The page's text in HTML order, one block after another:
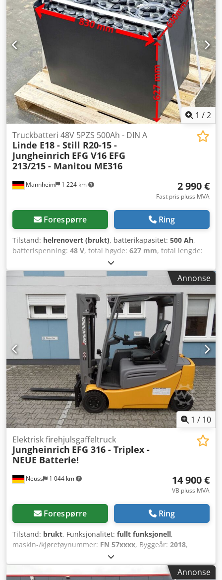
1 /2
Mannheim 1 224 km
Truckbatteri 48V 5PZS 500Ah - DIN A
Linde E18 - Still R20-15 -
Jungheinrich EFG V16 EFG
213/215 - Manitou ME316
2 990 €
Fast pris pluss MVA
Forespørre Ring
Tilstand: helrenovert (brukt), batterikapasitet: 500 Ah,
batterispenning: 48 V, total høyde: 627 mm, total lengde:
630 mm
truck – 48V 5PZS 500AH – DIN A + 1 års garanti + inkl.
aquamatik + inkl. polforbindere og REMA 320-plugg (andre
plugger kan monteres ved behov) + Kapasitet: minst 90–
100 % (C5-kapasitetsprotokoll vedlegges ved levering) +
Leveringsår: 2024 Mål: Lengde: 830 mm Bredde: 630 mm
Høyde: 627 mm Vekt: ca. 910 kg Passer til følgende
modeller og flere: Linde E 18 – 386-02 – sideveis skifte Still
R 20-15 Jungheinrich EFG V 16 Jungheinrich EFG 213
Jungheinrich EFG 215 Manitou ME 316 Cjdey Rnm Hjpfx
Afqjrf Vanlige batteristørrelser tilgjengelig, ta gjerne
kontakt. Transport mulig.
Annonse
1 / 10
Neuss 1 044 km
Elektrisk firehjulsgaffeltruck
Jungheinrich EFG 316 - Triplex -
NEUE Batterie!
14 900 €
VB pluss MVA
Forespørre Ring
Tilstand: brukt, Funksjonalitet: fullt funksjonell,
maskin-/kjøretøynummer: FN 57xxxx, Byggeår: 2018,
, lastekapasitet:
4 400 mm, fri løftehøyde:1 435 mm, drivstofftype:
elektrisk, mastetype:triplex, byggehøyde:2 040 mm ,
Annonse